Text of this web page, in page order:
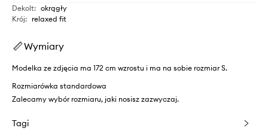
Dekolt: okrągły
Krój: relaxed fit
Wymiary
Modelka ze zdjęcia ma 172 cm wzrostu i ma na sobie rozmiar S.
Rozmiarówka standardowa
Zalecamy wybór rozmiaru, jaki nosisz zazwyczaj.
Tagi